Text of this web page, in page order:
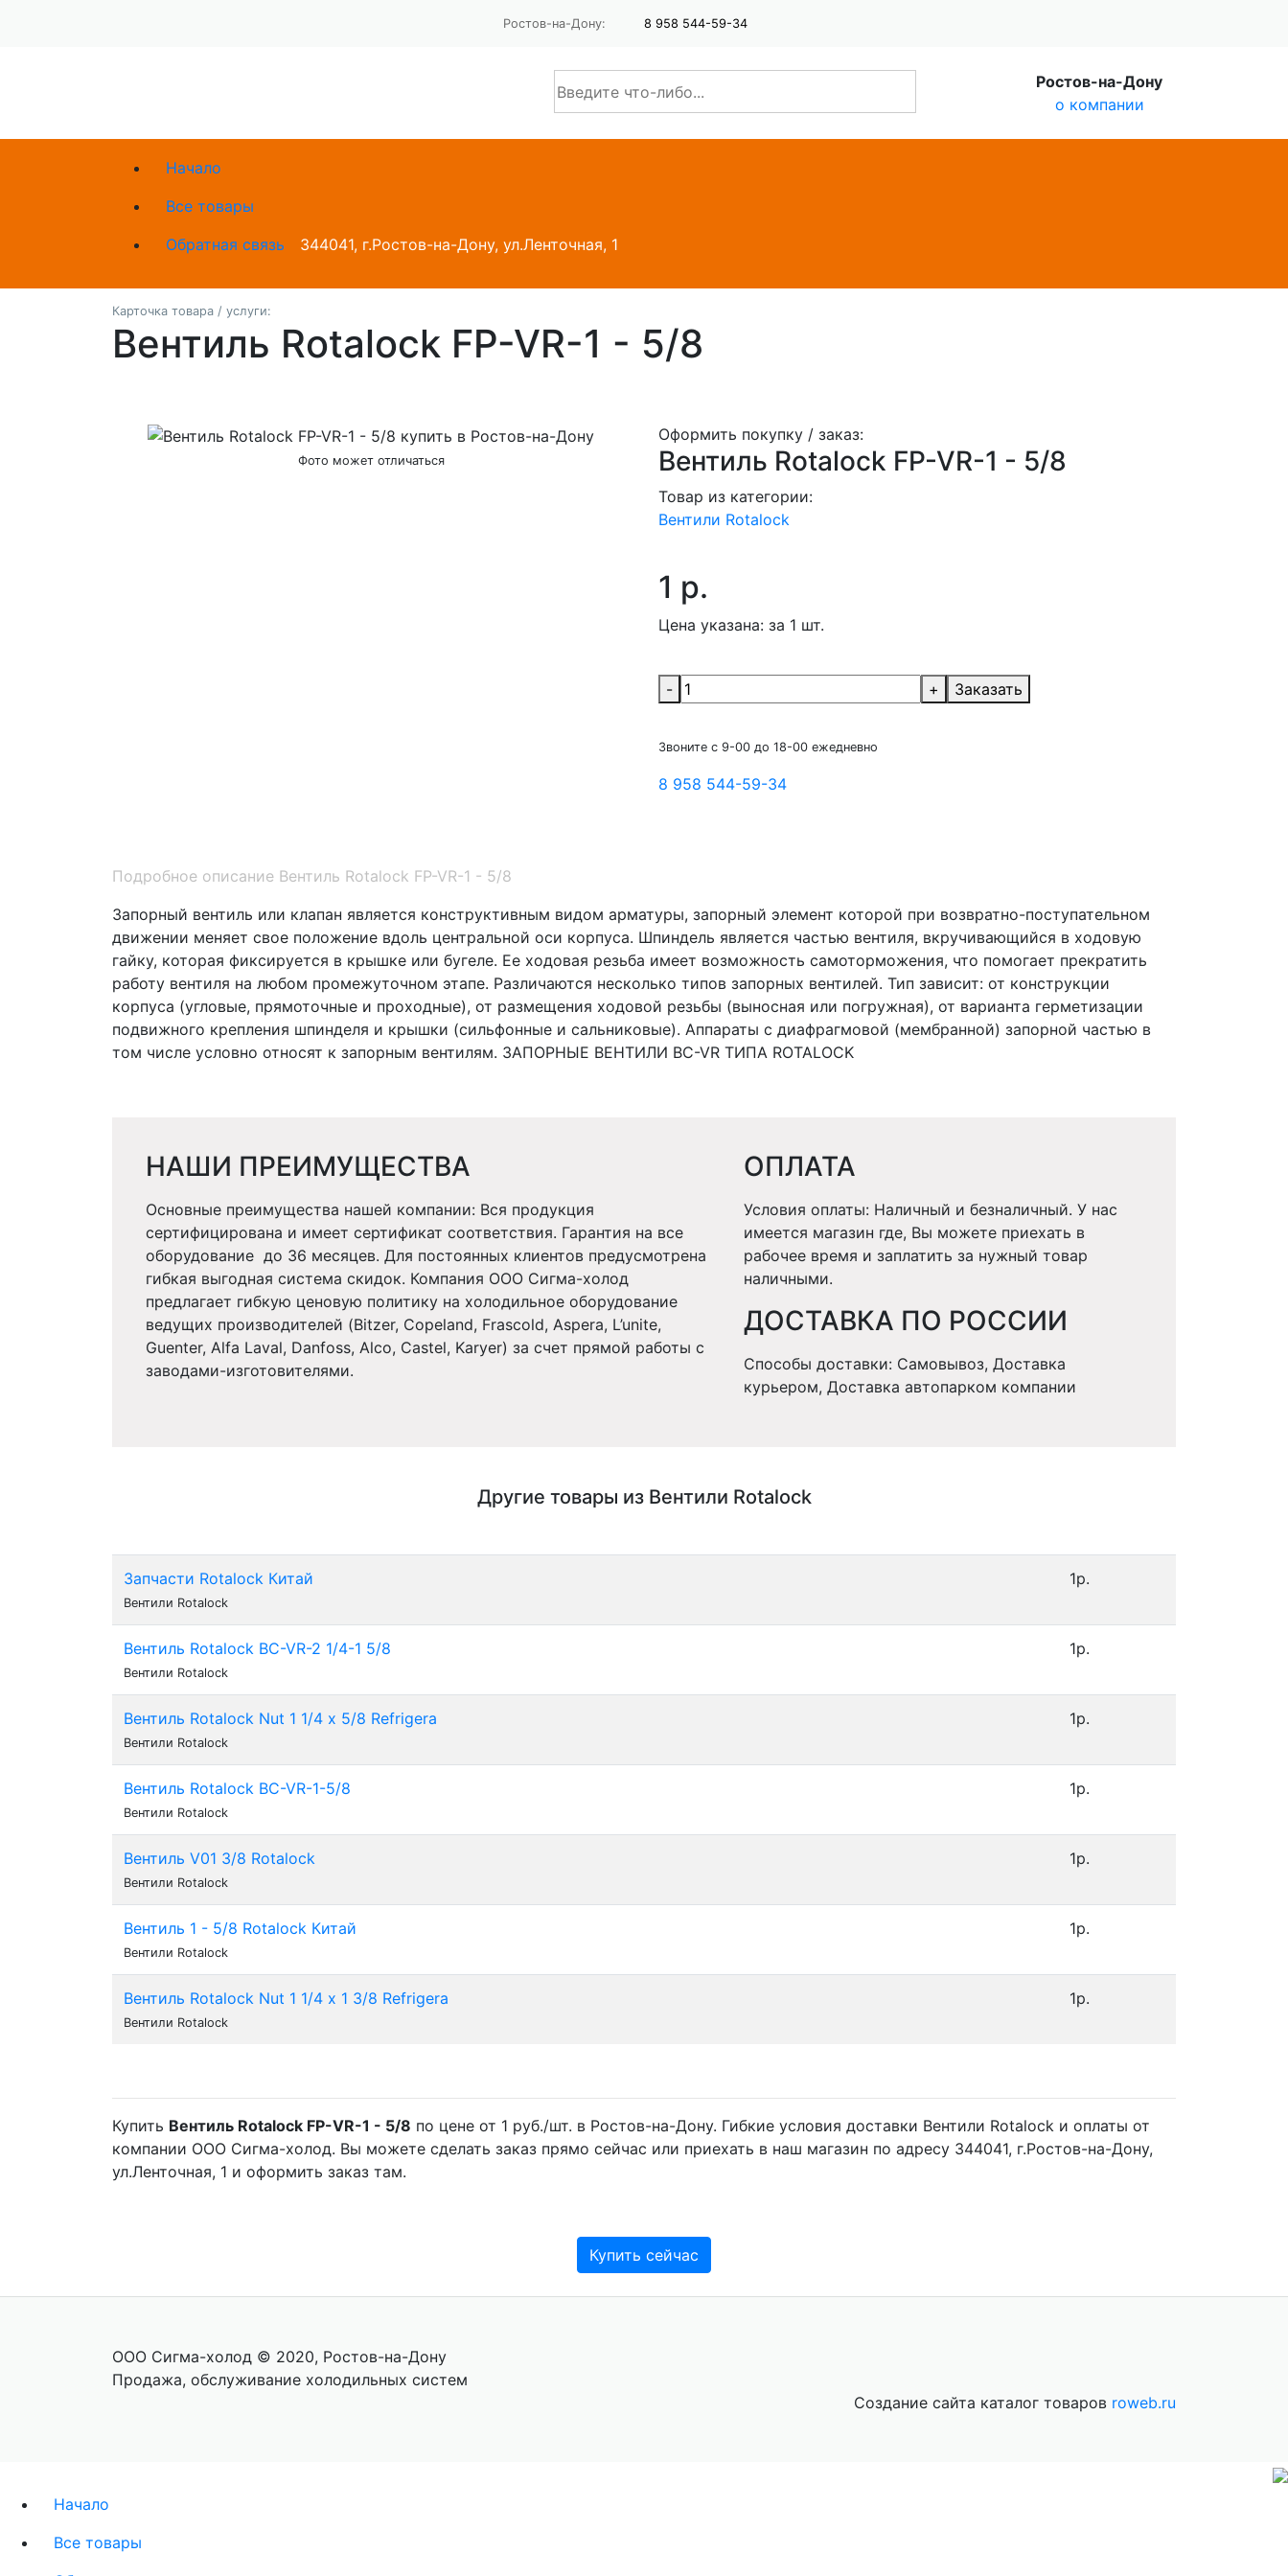
Ростов-на-Дону: 8 958 544-59-34
Ростов-на-Дону
о компании
Начало
Все товары
Обратная связь
344041, г.Ростов-на-Дону, ул.Ленточная, 1
Карточка товара / услуги:
Вентиль Rotalock FP-VR-1 - 5/8
Фото может отличаться
Оформить покупку / заказ:
Вентиль Rotalock FP-VR-1 - 5/8
Товар из категории:
Вентили Rotalock
1 р.
Цена указана: за 1 шт.
- + Заказать
Звоните с 9-00 до 18-00 ежедневно
8 958 544-59-34
Подробное описание Вентиль Rotalock FP-VR-1 - 5/8
Запорный вентиль или клапан является конструктивным видом арматуры, запорный элемент которой при возвратно-поступательном
движении меняет свое положение вдоль центральной оси корпуса. Шпиндель является частью вентиля, вкручивающийся в ходовую
гайку, которая фиксируется в крышке или бугеле. Ее ходовая резьба имеет возможность самоторможения, что помогает прекратить
работу вентиля на любом промежуточном этапе. Различаются несколько типов запорных вентилей. Тип зависит: от конструкции
корпуса (угловые, прямоточные и проходные), от размещения ходовой резьбы (выносная или погружная), от варианта герметизации
подвижного крепления шпинделя и крышки (сильфонные и сальниковые). Аппараты с диафрагмовой (мембранной) запорной частью в
том числе условно относят к запорным вентилям. ЗАПОРНЫЕ ВЕНТИЛИ BC-VR ТИПА ROTALOCK
НАШИ ПРЕИМУЩЕСТВА
Основные преимущества нашей компании: Вся продукция
сертифицирована и имеет сертификат соответствия. Гарантия на все
оборудование до 36 месяцев. Для постоянных клиентов предусмотрена
гибкая выгодная система скидок. Компания ООО Сигма-холод
предлагает гибкую ценовую политику на холодильное оборудование
ведущих производителей (Bitzer, Copeland, Frascold, Aspera, L’unite,
Guenter, Alfa Laval, Danfoss, Alco, Castel, Karyer) за счет прямой работы с
заводами-изготовителями.
ОПЛАТА
Условия оплаты: Наличный и безналичный. У нас
имеется магазин где, Вы можете приехать в
рабочее время и заплатить за нужный товар
наличными.
ДОСТАВКА ПО РОССИИ
Способы доставки: Самовывоз, Доставка
курьером, Доставка автопарком компании
Другие товары из Вентили Rotalock
Запчасти Rotalock Китай
Вентили Rotalock
1р.
Вентиль Rotalock BC-VR-2 1/4-1 5/8
Вентили Rotalock
1р.
Вентиль Rotalock Nut 1 1/4 х 5/8 Refrigera
Вентили Rotalock
1р.
Вентиль Rotalock BC-VR-1-5/8
Вентили Rotalock
1р.
Вентиль V01 3/8 Rotalock
Вентили Rotalock
1р.
Вентиль 1 - 5/8 Rotalock Китай
Вентили Rotalock
1р.
Вентиль Rotalock Nut 1 1/4 х 1 3/8 Refrigera
Вентили Rotalock
1р.
Купить Вентиль Rotalock FP-VR-1 - 5/8 по цене от 1 руб./шт. в Ростов-на-Дону. Гибкие условия доставки Вентили Rotalock и оплаты от
компании ООО Сигма-холод. Вы можете сделать заказ прямо сейчас или приехать в наш магазин по адресу 344041, г.Ростов-на-Дону,
ул.Ленточная, 1 и оформить заказ там.
Купить сейчас
ООО Сигма-холод © 2020, Ростов-на-Дону
Продажа, обслуживание холодильных систем
Создание сайта каталог товаров roweb.ru
Начало
Все товары